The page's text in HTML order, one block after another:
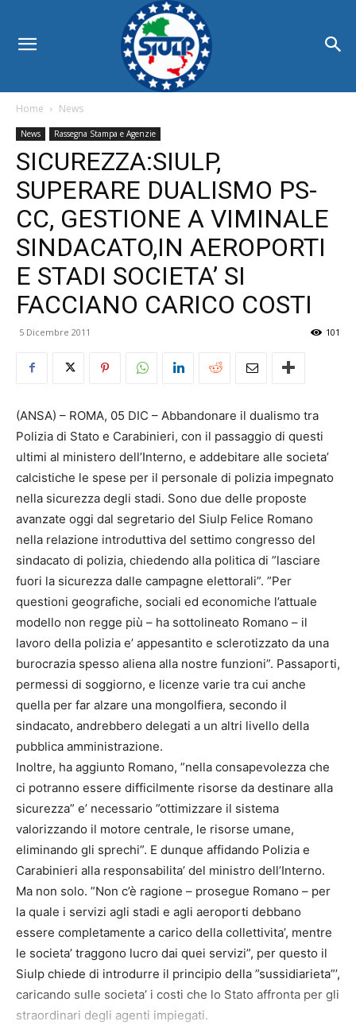
Home News
News Rassegna Stampa e Agenzie
SICUREZZA:SIULP,
SUPERARE DUALISMO PS-
CC, GESTIONE A VIMINALE
SINDACATO,IN AEROPORTI
E STADI SOCIETA’ SI
FACCIANO CARICO COSTI
5 Dicembre 2011 101
(ANSA) – ROMA, 05 DIC – Abbandonare il dualismo tra
Polizia di Stato e Carabinieri, con il passaggio di questi
ultimi al ministero dell’Interno, e addebitare alle societa’
calcistiche le spese per il personale di polizia impegnato
nella sicurezza degli stadi. Sono due delle proposte
avanzate oggi dal segretario del Siulp Felice Romano
nella relazione introduttiva del settimo congresso del
sindacato di polizia, chiedendo alla politica di ”lasciare
fuori la sicurezza dalle campagne elettorali”. ”Per
questioni geografiche, sociali ed economiche l’attuale
modello non regge più – ha sottolineato Romano – il
lavoro della polizia e’ appesantito e sclerotizzato da una
burocrazia spesso aliena alla nostre funzioni”. Passaporti,
permessi di soggiorno, e licenze varie tra cui anche
quella per far alzare una mongolfiera, secondo il
sindacato, andrebbero delegati a un altri livello della
pubblica amministrazione.
Inoltre, ha aggiunto Romano, ”nella consapevolezza che
ci potranno essere difficilmente risorse da destinare alla
sicurezza” e’ necessario ”ottimizzare il sistema
valorizzando il motore centrale, le risorse umane,
eliminando gli sprechi”. E dunque affidando Polizia e
Carabinieri alla responsabilita’ del ministro dell’Interno.
Ma non solo. ”Non c’è ragione – prosegue Romano – per
la quale i servizi agli stadi e agli aeroporti debbano
essere completamente a carico della collettivita’, mentre
le societa’ traggono lucro dai quei servizi”, per questo il
Siulp chiede di introdurre il principio della ”sussidiarieta”’,
caricando sulle societa’ i costi che lo Stato affronta per gli
straordinari degli agenti impiegati.